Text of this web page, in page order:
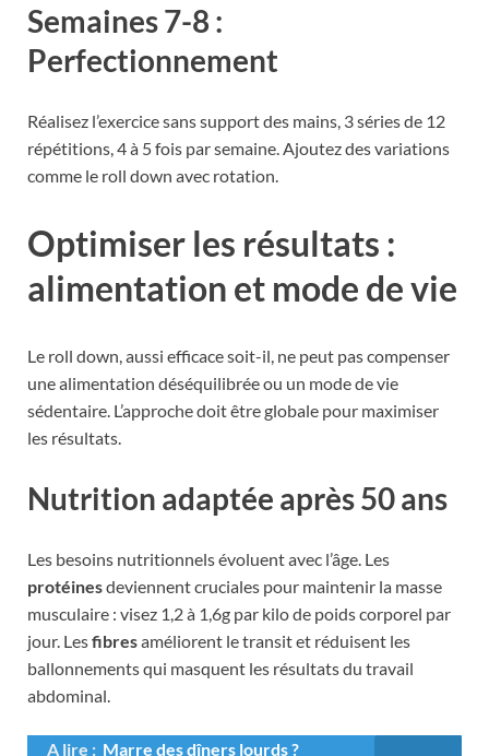
Semaines 7-8 :
Perfectionnement
Réalisez l’exercice sans support des mains, 3 séries de 12
répétitions, 4 à 5 fois par semaine. Ajoutez des variations
comme le roll down avec rotation.
Optimiser les résultats :
alimentation et mode de vie
Le roll down, aussi efficace soit-il, ne peut pas compenser
une alimentation déséquilibrée ou un mode de vie
sédentaire. L’approche doit être globale pour maximiser
les résultats.
Nutrition adaptée après 50 ans
Les besoins nutritionnels évoluent avec l’âge. Les
protéinesdeviennent cruciales pour maintenir la masse
musculaire : visez 1,2 à 1,6g par kilo de poids corporel par
jour. Lesfibresaméliorent le transit et réduisent les
ballonnements qui masquent les résultats du travail
abdominal.
A lire : Marre des dîners lourds ?